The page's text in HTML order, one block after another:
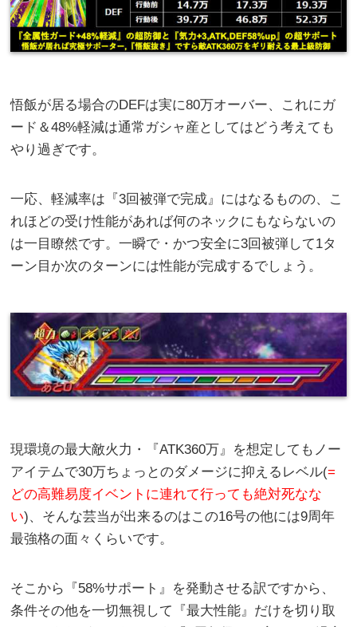
悟飯が居る場合のDEFは実に80万オーバー、これにガ
ード＆48%軽減は通常ガシャ産としてはどう考えても
やり過ぎです。
一応、軽減率は『3回被弾で完成』にはなるものの、こ
れほどの受け性能があれば何のネックにもならないの
は一目瞭然です。一瞬で・かつ安全に3回被弾して1タ
ーン目か次のターンには性能が完成するでしょう。
現環境の最大敵火力・『ATK360万』を想定してもノー
アイテムで30万ちょっとのダメージに抑えるレベル(=
どの高難易度イベントに連れて行っても絶対死なな
い)、そんな芸当が出来るのはこの16号の他には9周年
最強格の面々くらいです。
そこから『58%サポート』を発動させる訳ですから、
条件その他を一切無視して『最大性能』だけを切り取